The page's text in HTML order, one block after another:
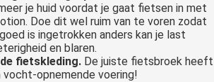
je huid voordat je gaat fietsen in met
Doe dit wel ruim van te voren zodat
is ingetrokken anders kan je last
en blaren.
fietskleding. De juiste fietsbroek heeft
vocht-opnemende voering!